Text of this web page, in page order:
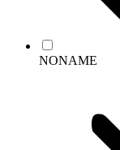
NONAME